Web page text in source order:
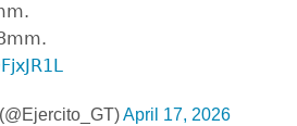
April 17, 2026